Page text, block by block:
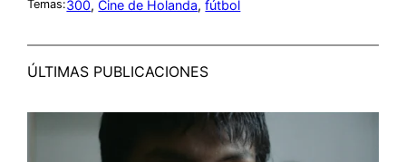
Temas:300, Cine de Holanda, fútbol
ÚLTIMAS PUBLICACIONES